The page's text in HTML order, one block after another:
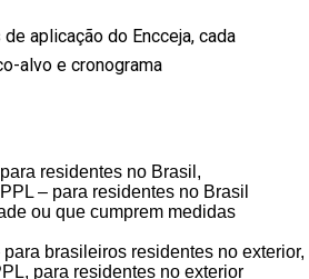
aplicação do Encceja, cada
alvo e cronograma
residentes no Brasil,
– para residentes no Brasil
ou que cumprem medidas
brasileiros residentes no exterior,
para residentes no exterior